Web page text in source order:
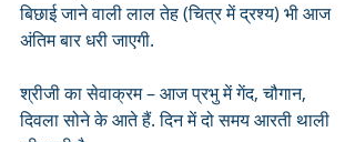
बिछाई जाने वाली लाल तेह (चित्र में द्रश्य) भी आज
अंतिम बार धरी जाएगी.
श्रीजी का सेवाक्रम – आज प्रभु में गेंद, चौगान,
दिवला सोने के आते हैं. दिन में दो समय आरती थाली